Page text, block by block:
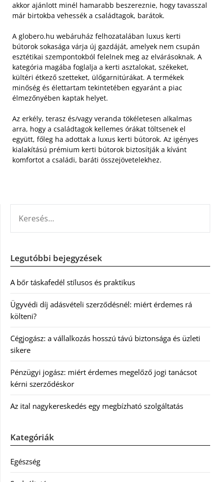
akkor ajánlott minél hamarabb beszereznie, hogy tavasszal
már birtokba vehessék a családtagok, barátok.
A globero.hu webáruház felhozatalában luxus kerti
bútorok sokasága várja új gazdáját, amelyek nem csupán
esztétikai szempontokból felelnek meg az elvárásoknak. A
kategória magába foglalja a kerti asztalokat, székeket,
kültéri étkező szetteket, ülőgarnitúrákat. A termékek
minőség és élettartam tekintetében egyaránt a piac
élmezőnyében kaptak helyet.
Az erkély, terasz és/vagy veranda tökéletesen alkalmas
arra, hogy a családtagok kellemes órákat töltsenek el
együtt, főleg ha adottak a luxus kerti bútorok. Az igényes
kialakítású prémium kerti bútorok biztosítják a kívánt
komfortot a családi, baráti összejövetelekhez.
Legutóbbi bejegyzések
A bőr táskafedél stílusos és praktikus
Ügyvédi díj adásvételi szerződésnél: miért érdemes rá
költeni?
Cégjogász: a vállalkozás hosszú távú biztonsága és üzleti
sikere
Pénzügyi jogász: miért érdemes megelőző jogi tanácsot
kérni szerződéskor
Az ital nagykereskedés egy megbízható szolgáltatás
Kategóriák
Egészség